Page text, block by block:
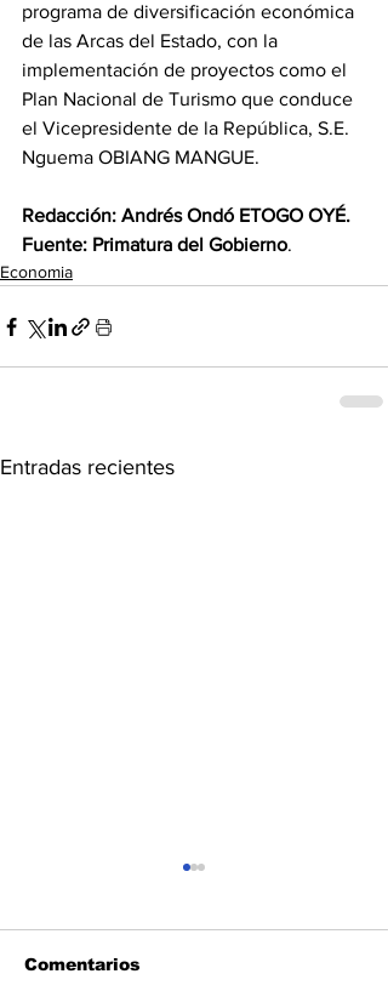
programa de diversificación económica
de las Arcas del Estado, con la
implementación de proyectos como el
Plan Nacional de Turismo que conduce
el Vicepresidente de la República, S.E.
Nguema OBIANG MANGUE.
Redacción: Andrés Ondó ETOGO OYÉ.
Fuente: Primatura del Gobierno.
Economia
Entradas recientes
Comentarios